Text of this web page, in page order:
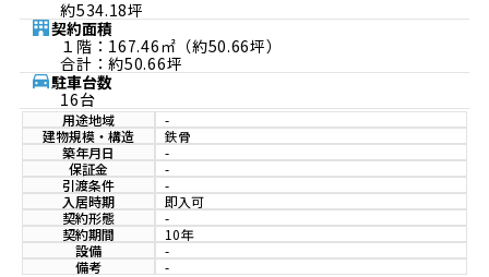
約534.18坪
契約面積
１階：167.46㎡（約50.66坪）
合計：約50.66坪
駐車台数
16台
用途地域
-
建物規模・構造
鉄骨
築年月日
-
保証金
-
引渡条件
-
入居時期
即入可
契約形態
-
契約期間
10年
設備
-
備考
-